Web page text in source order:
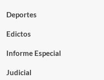
Deportes
Edictos
Informe Especial
Judicial